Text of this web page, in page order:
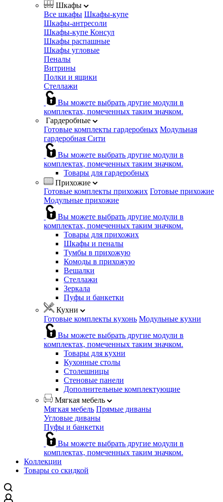
Шкафы
Все шкафы Шкафы-купе
Шкафы-антресоли
Шкафы-купе Консул
Шкафы распашные
Шкафы угловые
Пеналы
Витрины
Полки и ящики
Стеллажи
Вы можете выбрать другие модули в
комплектах, помеченных таким значком.
Гардеробные
Готовые комплекты гардеробных Модульная
гардеробная Сити
Вы можете выбрать другие модули в
комплектах, помеченных таким значком.
Товары для гардеробных
Прихожие
Готовые комплекты прихожих Готовые прихожие
Модульные прихожие
Вы можете выбрать другие модули в
комплектах, помеченных таким значком.
Товары для прихожих
Шкафы и пеналы
Тумбы в прихожую
Комоды в прихожую
Вешалки
Стеллажи
Зеркала
Пуфы и банкетки
Кухни
Готовые комплекты кухонь Модульные кухни
Вы можете выбрать другие модули в
комплектах, помеченных таким значком.
Товары для кухни
Кухонные столы
Столешницы
Стеновые панели
Дополнительные комплектующие
Мягкая мебель
Мягкая мебель Прямые диваны
Угловые диваны
Пуфы и банкетки
Вы можете выбрать другие модули в
комплектах, помеченных таким значком.
Коллекции
Товары со скидкой